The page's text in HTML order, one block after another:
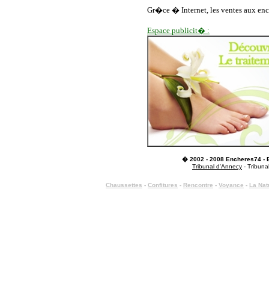
Gr�ce � Internet, les ventes aux
Espace publicit� :
� 2002 - 2008 Encheres74 -
Tribunal d'Annecy -
Chaussettes - Confitures - Rencontre - Voyance - La